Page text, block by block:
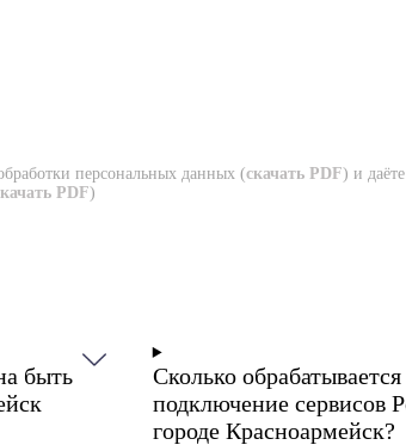
персональных данных (скачать PDF) и
PDF)
быть
Сколько обрабатывается
подключение сервисов
городе Красноармейск?